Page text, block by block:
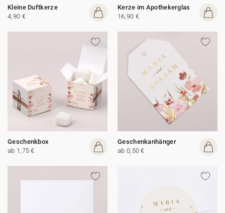
Kleine Duftkerze
4,90 €
Kerze im Apothekerglas
16,90 €
Geschenkbox
ab 1,75 €
Geschenkanhänger
ab 0,50 €